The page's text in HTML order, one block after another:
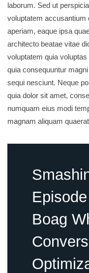
laborum. Sed ut
voluptatem accusantium
aperiam, eaque ipsa
architecto beatae vitae
voluptatem quia
quia consequuntur
sequi nesciunt. Neque
quia dolor sit amet,
numquam eius modi
magnam aliquam
Boag